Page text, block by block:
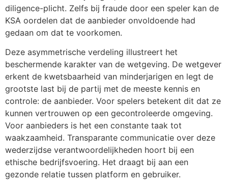
diligence-plicht. Zelfs bij fraude door een speler kan de
KSA oordelen dat de aanbieder onvoldoende had
gedaan om dat te voorkomen.
Deze asymmetrische verdeling illustreert het
beschermende karakter van de wetgeving. De wetgever
erkent de kwetsbaarheid van minderjarigen en legt de
grootste last bij de partij met de meeste kennis en
controle: de aanbieder. Voor spelers betekent dit dat ze
kunnen vertrouwen op een gecontroleerde omgeving.
Voor aanbieders is het een constante taak tot
waakzaamheid. Transparante communicatie over deze
wederzijdse verantwoordelijkheden hoort bij een
ethische bedrijfsvoering. Het draagt bij aan een
gezonde relatie tussen platform en gebruiker.